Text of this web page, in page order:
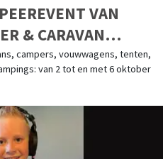
VAN
& CARAVAN
campers, vouwwagens, tenten,
van 2 tot en met 6 oktober